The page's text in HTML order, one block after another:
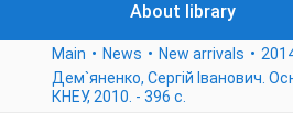
About library
Main News New arrivals
Дем`яненко, Сергій Іванович.
КНЕУ, 2010. - 396 с.